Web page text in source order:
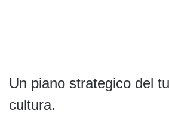
Un piano strategico del
cultura.